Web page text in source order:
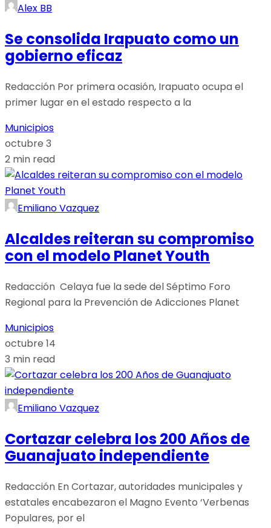
Alex BB
Se consolida Irapuato como un
gobierno eficaz
Redacción Por primera ocasión, Irapuato ocupa el
primer lugar en el estado respecto a la
Municipios
octubre 3
2 min read
Emiliano Vazquez
Alcaldes reiteran su compromiso
con el modelo Planet Youth
Redacción Celaya fue la sede del Séptimo Foro
Regional para la Prevención de Adicciones Planet
Municipios
octubre 14
3 min read
Emiliano Vazquez
Cortazar celebra los 200 Años de
Guanajuato independiente
Redacción En Cortazar, autoridades municipales y
estatales encabezaron el Magno Evento ‘Verbenas
Populares, por el